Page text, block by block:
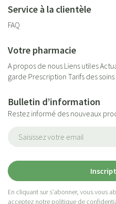
Service à la clientèle
FAQ
Votre pharmacie
A propos de nous Liens utiles
garde Prescription Tarifs des soins
Bulletin d’information
Restez informé des nouveaux
En cliquant sur s'abonner, vous vous
acceptez notre politique de